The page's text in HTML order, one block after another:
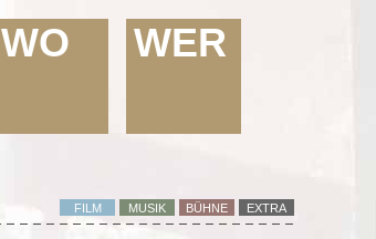
WO WER
FILM MUSIK BÜHNE EXTRA